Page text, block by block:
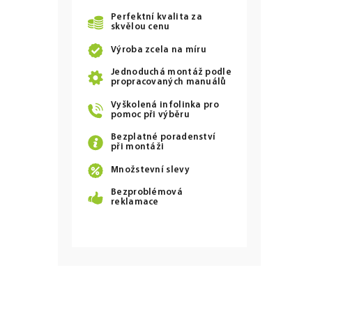
Perfektní kvalita za
skvělou cenu
Výroba zcela na míru
Jednoduchá montáž podle
propracovaných manuálů
Vyškolená infolinka pro
pomoc při výběru
Bezplatné poradenství
při montáži
Množstevní slevy
Bezproblémová
reklamace